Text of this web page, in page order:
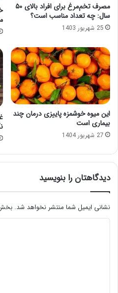
مصرف تخم‌مرغ برای افراد بالای ۵۰
سال: چه تعداد مناسب است؟
25 شهریور 1403
این میوه‌ خوشمزه پاییزی درمان چند
بیماری است
27 شهریور 1404
دیدگاهتان را بنویسید
نشانی ایمیل شما منتشر نخواهد شد.